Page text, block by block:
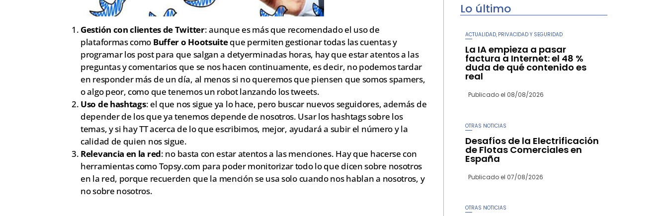
Gestión con clientes de Twitter: aunque es más que recomendado el uso de
plataformas como Buffer o Hootsuiteque permiten gestionar todas las cuentas y
programar los post para que salgan a detyerminadas horas, hay que estar atentos a las
preguntas y comentarios que se nos hacen continuamente, es decir, no podemos tardar
en responder más de un día, al menos si no queremos que piensen que somos spamers,
o algo peor, como que tenemos un robot lanzando los tweets.
Uso de hashtags: el que nos sigue ya lo hace, pero buscar nuevos seguidores, además de
depender de los que ya tenemos depende de nosotros. Usar los hashtags sobre los
temas, y si hay TT acerca de lo que escribimos, mejor, ayudará a subir el número y la
calidad de quien nos sigue.
Relevancia en la red: no basta con estar atentos a las menciones. Hay que hacerse con
herramientas como Topsy.com para poder monitorizar todo lo que dicen sobre nosotros
en la red, porque recuerden que la mención se usa solo cuando nos hablan a nosotros, y
no sobre nosotros.
Lo último
ACTUALIDAD PRIVACIDAD Y SEGURIDAD
La IA empieza a pasar
factura a Internet: el 48 %
duda de qué contenido es
real
Publicado el 08/08/2026
OTRAS NOTICIAS
Desafíos de la Electrificación
de Flotas Comerciales en
España
Publicado el 07/08/2026
OTRAS NOTICIAS